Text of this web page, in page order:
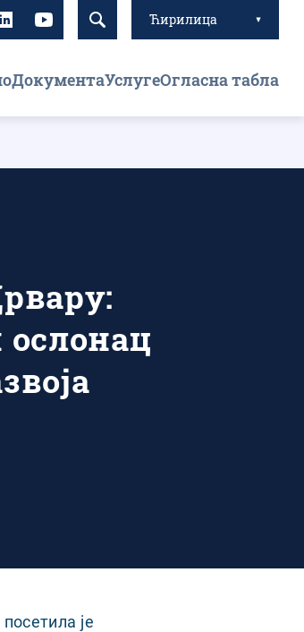
ДокументаУслугеОгласна табла
Ћирилица
је